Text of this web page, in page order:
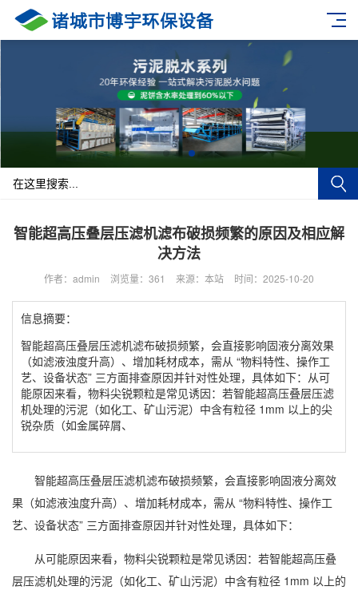
智能超高压叠层压滤机滤布破损频繁的原因及相应解
决方法
作者：admin 浏览量：361 来源：本站 时间：2025-10-20
信息摘要：
智能超高压叠层压滤机滤布破损频繁，会直接影响固液分离效果
（如滤液浊度升高）、增加耗材成本，需从 “物料特性、操作工
艺、设备状态” 三方面排查原因并针对性处理，具体如下：从可
能原因来看，物料尖锐颗粒是常见诱因：若智能超高压叠层压滤
机处理的污泥（如化工、矿山污泥）中含有粒径 1mm 以上的尖
锐杂质（如金属碎屑、
智能超高压叠层压滤机滤布破损频繁，会直接影响固液分离效
果（如滤液浊度升高）、增加耗材成本，需从 “物料特性、操作工
艺、设备状态” 三方面排查原因并针对性处理，具体如下：
从可能原因来看，物料尖锐颗粒是常见诱因：若智能超高压叠
层压滤机处理的污泥（如化工、矿山污泥）中含有粒径 1mm 以上的